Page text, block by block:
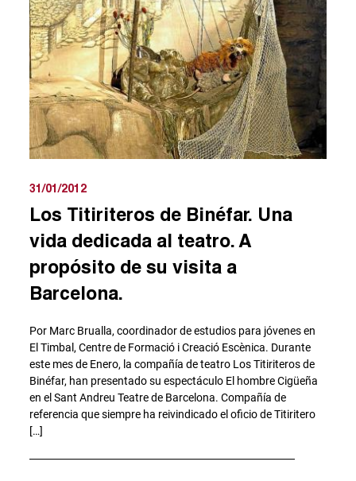
31/01/2012
Los Titiriteros de Binéfar. Una
vida dedicada al teatro. A
propósito de su visita a
Barcelona.
Por Marc Brualla, coordinador de estudios para jóvenes en
El Timbal, Centre de Formació i Creació Escènica. Durante
este mes de Enero, la compañía de teatro Los Titiriteros de
Binéfar, han presentado su espectáculo El hombre Cigüeña
en el Sant Andreu Teatre de Barcelona. Compañía de
referencia que siempre ha reivindicado el oficio de Titiritero
[…]